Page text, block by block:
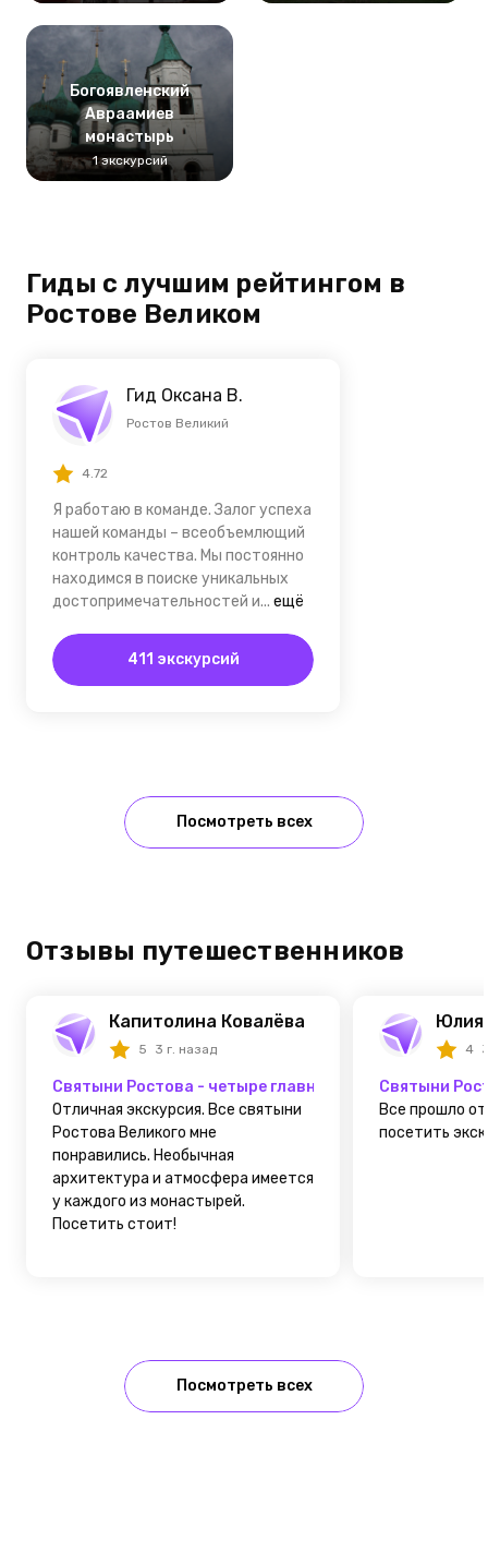
Богоявленский
Авраамиев
монастырь
1 экскурсий
Гиды с лучшим рейтингом в
Ростове Великом
Гид Оксана В.
Ростов Великий
4.72
Я работаю в команде. Залог успеха
нашей команды – всеобъемлющий
контроль качества. Мы постоянно
находимся в поиске уникальных
достопримечательностей и... ещё
411 экскурсий
Посмотреть всех
Отзывы путешественников
Капитолина Ковалёва
5 3 г. назад
Святыни Ростова - четыре главных монастыря
Отличная экскурсия. Все святыни
Ростова Великого мне
понравились. Необычная
архитектура и атмосфера имеется
у каждого из монастырей.
Посетить стоит!
Юлия
4
Святыни
Все прошло
посетить
Посмотреть всех